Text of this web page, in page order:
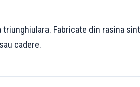
Fabricate din rasina
cadere.